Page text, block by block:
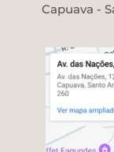
Capuava -